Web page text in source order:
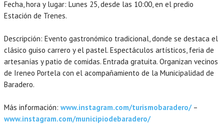
Fecha, hora y lugar: Lunes 25, desde las 10:00, en el predio
Estación de Trenes.
Descripción: Evento gastronómico tradicional, donde se destaca el
clásico guiso carrero y el pastel. Espectáculos artísticos, feria de
artesanías y patio de comidas. Entrada gratuita. Organizan vecinos
de Ireneo Portela con el acompañamiento de la Municipalidad de
Baradero.
Más información: www.instagram.com/turismobaradero/–
www.instagram.com/municipiodebaradero/